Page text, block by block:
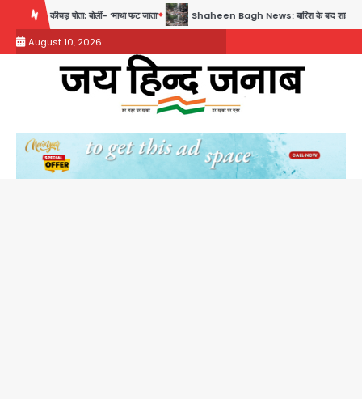
content
फट जाता’ Shaheen Bagh News: बारिश के बाद शाहीन बाग में जलभराव और गड्ढे, सीवर
August 10, 2026